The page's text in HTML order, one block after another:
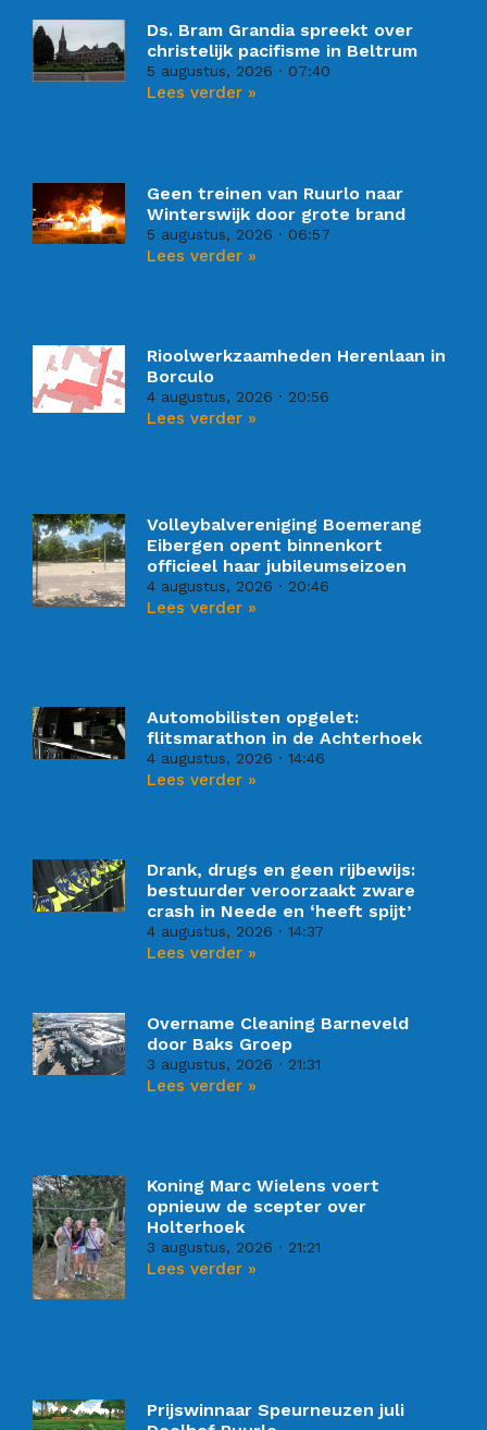
Ds. Bram Grandia spreekt over
christelijk pacifisme in Beltrum
5 augustus, 2026 07:40
Lees verder »
Geen treinen van Ruurlo naar
Winterswijk door grote brand
5 augustus, 2026 06:57
Lees verder »
Rioolwerkzaamheden Herenlaan in
Borculo
4 augustus, 2026 20:56
Lees verder »
Volleybalvereniging Boemerang
Eibergen opent binnenkort
officieel haar jubileumseizoen
4 augustus, 2026 20:46
Lees verder »
Automobilisten opgelet:
flitsmarathon in de Achterhoek
4 augustus, 2026 14:46
Lees verder »
Drank, drugs en geen rijbewijs:
bestuurder veroorzaakt zware
crash in Neede en ‘heeft spijt’
4 augustus, 2026 14:37
Lees verder »
Overname Cleaning Barneveld
door Baks Groep
3 augustus, 2026 21:31
Lees verder »
Koning Marc Wielens voert
opnieuw de scepter over
Holterhoek
3 augustus, 2026 21:21
Lees verder »
Prijswinnaar Speurneuzen juli